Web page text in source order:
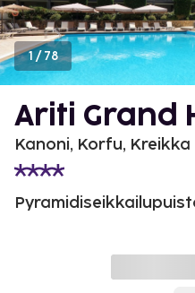
1 /78
Ariti Grand
Kanoni, Korfu, Kreikka